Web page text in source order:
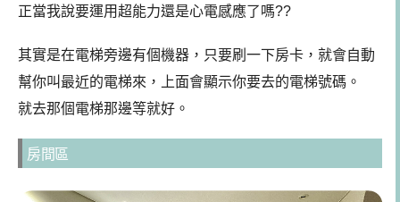
正當我說要運用超能力還是心電感應了嗎??
其實是在電梯旁邊有個機器，只要刷一下房卡，就會自動
幫你叫最近的電梯來，上面會顯示你要去的電梯號碼。
就去那個電梯那邊等就好。
房間區